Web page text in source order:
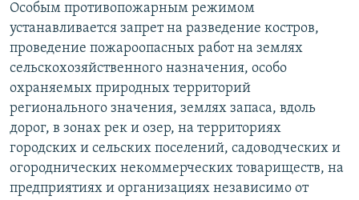
Особым противопожарным режимом
устанавливается запрет на разведение костров,
проведение пожароопасных работ на землях
сельскохозяйственного назначения, особо
охраняемых природных территорий
регионального значения, землях запаса, вдоль
дорог, в зонах рек и озер, на территориях
городских и сельских поселений, садоводческих и
огороднических некоммерческих товариществ, на
предприятиях и организациях независимо от